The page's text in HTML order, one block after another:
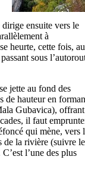
dirige ensuite vers le
à
se heurte, cette fois, au
sous
se jette au fond des
de hauteur en
Gubavica), offrant
il faut
qui mène, vers
de la rivière (suivre le
l’une des plus